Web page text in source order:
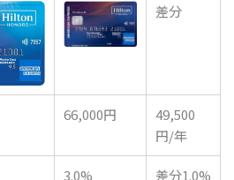
差分
66,000円
49,500
円/年
3.0% 差分1.0%